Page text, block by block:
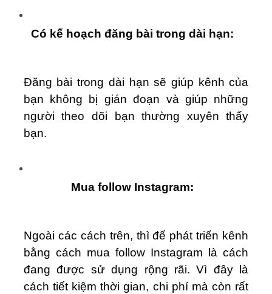
Có kế hoạch đăng bài trong dài hạn:
Đăng bài trong dài hạn sẽ giúp kênh của
bạn không bị gián đoạn và giúp những
người theo dõi bạn thường xuyên thấy
bạn.
Mua follow Instagram:
Ngoài các cách trên, thì để phát triển kênh
bằng cách mua follow Instagram là cách
đang được sử dụng rộng rãi. Vì đây là
cách tiết kiệm thời gian, chi phí mà còn rất